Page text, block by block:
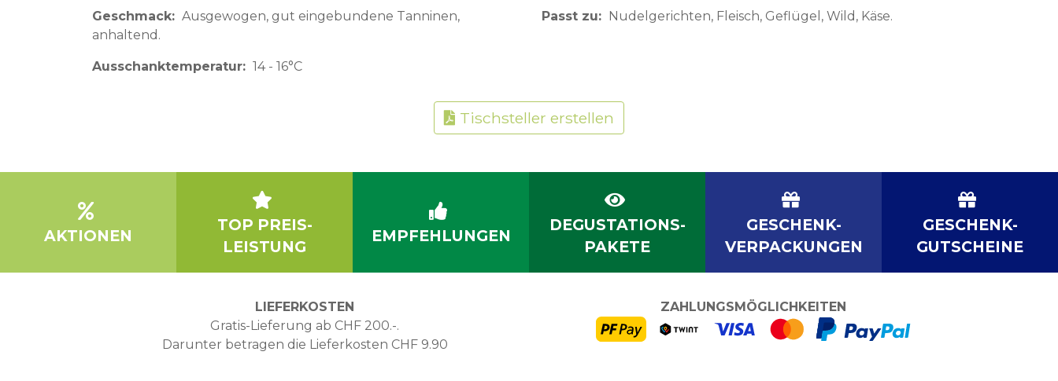
Geschmack
Ausgewogen, gut eingebundene Tanninen,
anhaltend.
Passt zu Nudelgerichten, Fleisch, Geflügel, Wild, Käse.
Ausschanktemperatur 14 - 16°C
Tischsteller erstellen
AKTIONEN
TOP PREIS-
LEISTUNG
EMPFEHLUNGEN
DEGUSTATIONS-
PAKETE
GESCHENK-
VERPACKUNGEN
GESCHENK-
GUTSCHEINE
LIEFERKOSTEN
Gratis-Lieferung ab CHF 200.-.
Darunter betragen die Lieferkosten CHF 9.90
ZAHLUNGSMÖGLICHKEITEN